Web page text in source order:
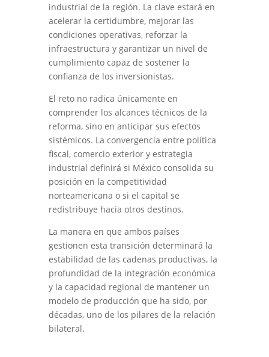
industrial de la región. La clave estará en
acelerar la certidumbre, mejorar las
condiciones operativas, reforzar la
infraestructura y garantizar un nivel de
cumplimiento capaz de sostener la
confianza de los inversionistas.
El reto no radica únicamente en
comprender los alcances técnicos de la
reforma, sino en anticipar sus efectos
sistémicos. La convergencia entre política
fiscal, comercio exterior y estrategia
industrial definirá si México consolida su
posición en la competitividad
norteamericana o si el capital se
redistribuye hacia otros destinos.
La manera en que ambos países
gestionen esta transición determinará la
estabilidad de las cadenas productivas, la
profundidad de la integración económica
y la capacidad regional de mantener un
modelo de producción que ha sido, por
décadas, uno de los pilares de la relación
bilateral.